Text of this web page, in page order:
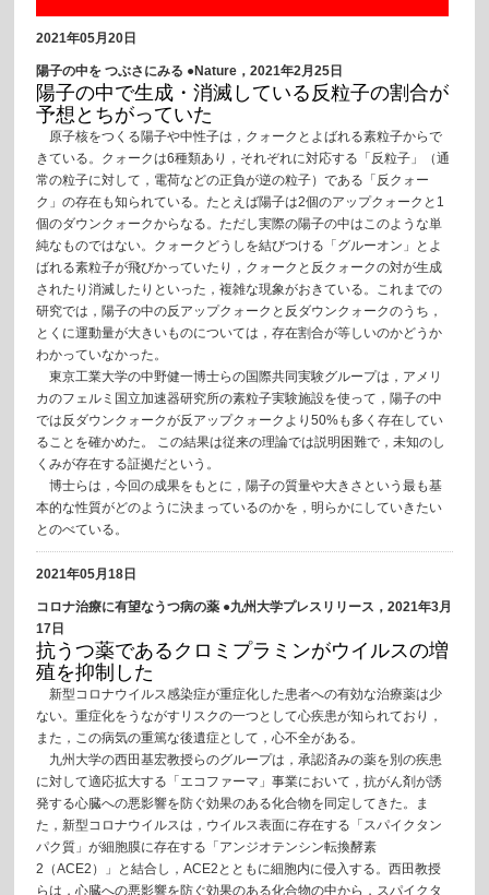
2021年05月20日
陽子の中を つぶさにみる ●Nature，2021年2月25日
陽子の中で生成・消滅している反粒子の割合が
予想とちがっていた
原子核をつくる陽子や中性子は，クォークとよばれる素粒子からで
きている。クォークは6種類あり，それぞれに対応する「反粒子」（通
常の粒子に対して，電荷などの正負が逆の粒子）である「反クォー
ク」の存在も知られている。たとえば陽子は2個のアップクォークと1
個のダウンクォークからなる。ただし実際の陽子の中はこのような単
純なものではない。クォークどうしを結びつける「グルーオン」とよ
ばれる素粒子が飛びかっていたり，クォークと反クォークの対が生成
されたり消滅したりといった，複雑な現象がおきている。これまでの
研究では，陽子の中の反アップクォークと反ダウンクォークのうち，
とくに運動量が大きいものについては，存在割合が等しいのかどうか
わかっていなかった。
東京工業大学の中野健一博士らの国際共同実験グループは，アメリ
カのフェルミ国立加速器研究所の素粒子実験施設を使って，陽子の中
では反ダウンクォークが反アップクォークより50%も多く存在してい
ることを確かめた。 この結果は従来の理論では説明困難で，未知のし
くみが存在する証拠だという。
博士らは，今回の成果をもとに，陽子の質量や大きさという最も基
本的な性質がどのように決まっているのかを，明らかにしていきたい
とのべている。
2021年05月18日
コロナ治療に有望なうつ病の薬 ●九州大学プレスリリース，2021年3月
17日
抗うつ薬であるクロミプラミンがウイルスの増
殖を抑制した
新型コロナウイルス感染症が重症化した患者への有効な治療薬は少
ない。重症化をうながすリスクの一つとして心疾患が知られており，
また，この病気の重篤な後遺症として，心不全がある。
九州大学の西田基宏教授らのグループは，承認済みの薬を別の疾患
に対して適応拡大する「エコファーマ」事業において，抗がん剤が誘
発する心臓への悪影響を防ぐ効果のある化合物を同定してきた。ま
た，新型コロナウイルスは，ウイルス表面に存在する「スパイクタン
パク質」が細胞膜に存在する「アンジオテンシン転換酵素
2（ACE2）」と結合し，ACE2とともに細胞内に侵入する。西田教授
らは，心臓への悪影響を防ぐ効果のある化合物の中から，スパイクタ